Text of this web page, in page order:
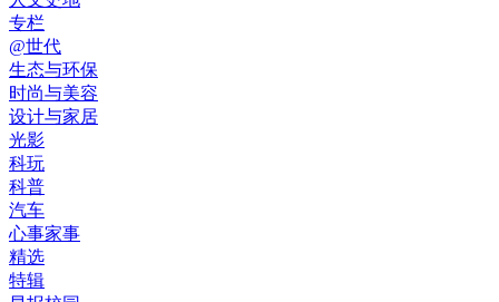
专栏
@世代
生态与环保
时尚与美容
设计与家居
光影
科玩
科普
汽车
心事家事
精选
特辑